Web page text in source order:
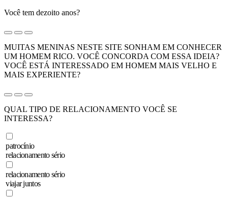
Você tem dezoito anos?
MUITAS MENINAS NESTE SITE SONHAM EM CONHECER
UM HOMEM RICO. VOCÊ CONCORDA COM ESSA IDEIA?
VOCÊ ESTÁ INTERESSADO EM HOMEM MAIS VELHO E
MAIS EXPERIENTE?
QUAL TIPO DE RELACIONAMENTO VOCÊ SE
INTERESSA?
patrocínio
relacionamento sério
relacionamento sério
viajar juntos